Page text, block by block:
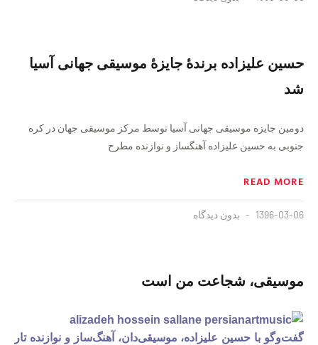
حسین علیزاده برندهٔ جایزهٔ موسیقی جهانی آسیا
شد
دومین جایزه موسیقی جهانی آسیا توسط مرکز موسیقی جهان در کره
جنوبی به حسین علیزاده آهنگساز و نوازنده مطرح
READ MORE
1396-03-06 بدون دیدگاه
موسیقی، شجاعت من است
گفت‌وگو با حسین علیزاده، موسیقی‌دان، آهنگ‌ساز و نوازنده تار